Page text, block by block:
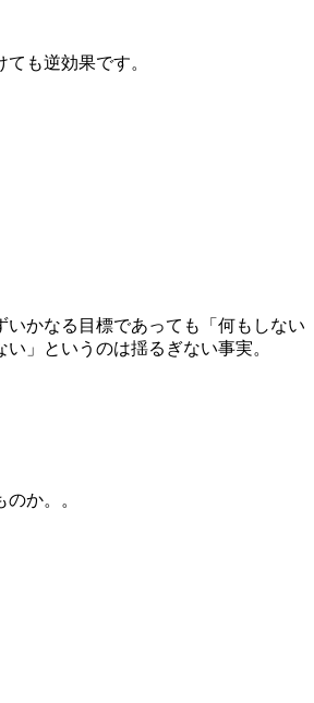
も逆効果です。
いかなる目標であっても「何もしない
」というのは揺るぎない事実。
か。。